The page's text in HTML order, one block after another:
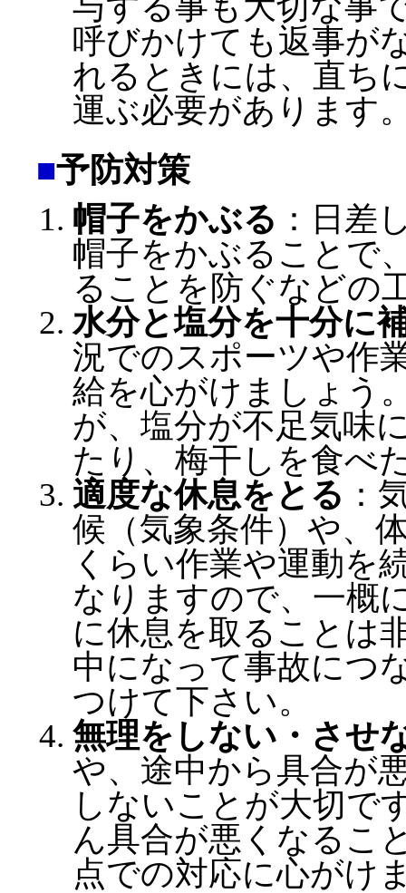
呼びかけても返事が
れるときには、直ち
運ぶ必要があります
■予防対策
帽子をかぶる ：日差
帽子をかぶることで
ることを防ぐなどの
水分と塩分を十分に
況でのスポーツや作
給を心がけましょう
が、塩分が不足気味
たり、梅干しを食べ
適度な休息をとる ：
候（気象条件）や、
くらい作業や運動を
なりますので、一概
に休息を取ることは
中になって事故につ
つけて下さい。
無理をしない・させ
や、途中から具合が
しないことが大切で
ん具合が悪くなるこ
点での対応に心がけ